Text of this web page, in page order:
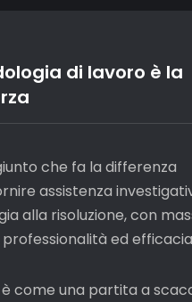
ciò
cui
tieni
!
di lavoro è la
che fa la differenza
assistenza
alla risoluzione, con
ed
è come una partita a